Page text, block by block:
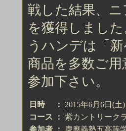
戦した結果、
を獲得しまし
うハンデは「
商品を多数ご
参加下さい。
日時 ：
2015年6月6日(土)
コース
： 紫カントリーク
参加者
：
慶應義塾五高等